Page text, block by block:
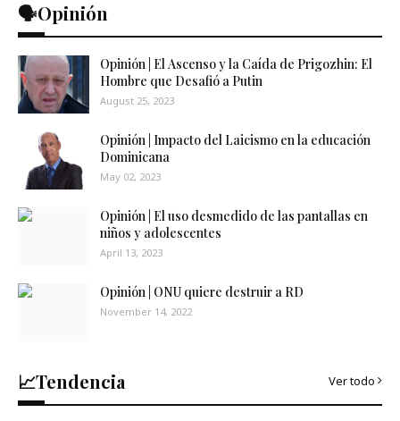
🗣️Opinión
Opinión | El Ascenso y la Caída de Prigozhin: El
Hombre que Desafió a Putin
August 25, 2023
Opinión | Impacto del Laicismo en la educación
Dominicana
May 02, 2023
Opinión | El uso desmedido de las pantallas en
niños y adolescentes
April 13, 2023
Opinión | ONU quiere destruir a RD
November 14, 2022
📈Tendencia Ver todo